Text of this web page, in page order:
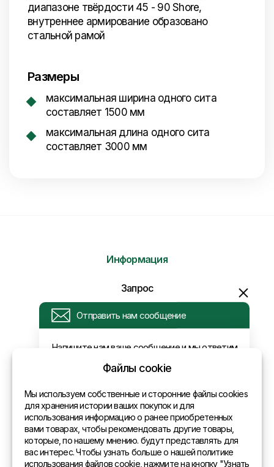
диапазоне твёрдости 45 - 90 Shore,
внутреннее армирование образовано
стальной рамой
Размеры
максимальная ширина одного сита
составляет 1500 мм
максимальная длина одного сита
составляет 3000 мм
Отправить нам сообщение
Напишите нам ваше сообщение и мы ответим
Вам в самое ближайшее время!
Информация
Запрос
Новости
Политика конфиденциальности
Контакты
Общая информация
Представительства в мире
Файлы cookie
Мы используем собственные и сторонние файлы cookies
для хранения истории ваших покупок и для
использования информацию о ранее приобретенных
вами товарах, чтобы рекомендовать другие товары,
которые, по нашему мнению. будут представлять для
вас интерес. Чтобы узнать больше о нашей политике
использования файлов cookie, нажмите на кнопку "Узнать